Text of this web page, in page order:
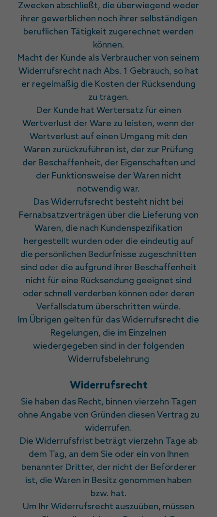
Zwecken abschließt, die überwiegend weder
ihrer gewerblichen noch ihrer selbständigen
beruflichen Tätigkeit zugerechnet werden
können.
Macht der Kunde als Verbraucher von seinem
Widerrufsrecht nach Abs. 1 Gebrauch, so hat
er regelmäßig die Kosten der Rücksendung
zu tragen.
Der Kunde hat Wertersatz für einen
Wertverlust der Ware zu leisten, wenn der
Wertverlust auf einen Umgang mit den
Waren zurückzuführen ist, der zur Prüfung
der Beschaffenheit, der Eigenschaften und
der Funktionsweise der Waren nicht
notwendig war.
Das Widerrufsrecht besteht nicht bei
Fernabsatzverträgen über die Lieferung von
Waren, die nach Kundenspezifikation
hergestellt wurden oder die eindeutig auf
die persönlichen Bedürfnisse zugeschnitten
sind oder die aufgrund ihrer Beschaffenheit
nicht für eine Rücksendung geeignet sind
oder schnell verderben können oder deren
Verfallsdatum überschritten würde.
Im Übrigen gelten für das Widerrufsrecht die
Regelungen, die im Einzelnen
wiedergegeben sind in der folgenden
Widerrufsbelehrung
Widerrufsrecht
Sie haben das Recht, binnen vierzehn Tagen
ohne Angabe von Gründen diesen Vertrag zu
widerrufen.
Die Widerrufsfrist beträgt vierzehn Tage ab
dem Tag, an dem Sie oder ein von Ihnen
benannter Dritter, der nicht der Beförderer
ist, die Waren in Besitz genommen haben
bzw. hat.
Um Ihr Widerrufsrecht auszuüben, müssen